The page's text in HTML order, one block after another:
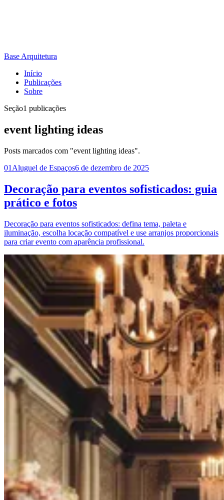
Base Arquitetura
Início
Publicações
Sobre
Seção1 publicações
event lighting ideas
Posts marcados com "event lighting ideas".
01 Aluguel de Espaços6 de dezembro de 2025
Decoração para eventos sofisticados: guia
prático e fotos
Decoração para eventos sofisticados: defina tema, paleta e
iluminação, escolha locação compatível e use arranjos proporcionais
para criar evento com aparência profissional.